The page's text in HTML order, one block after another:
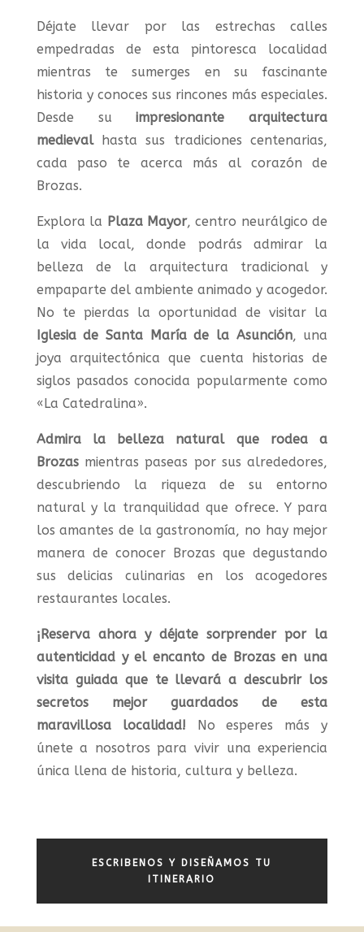
Déjate llevar por las estrechas calles
empedradas de esta pintoresca localidad
mientras te sumerges en su fascinante
historia y conoces sus rincones más especiales.
Desde suimpresionante arquitectura
medievalhasta sus tradiciones centenarias,
cada paso te acerca más al corazón de
Brozas.
Explora la Plaza Mayor, centro neurálgico de
la vida local, donde podrás admirar la
belleza de la arquitectura tradicional y
empaparte del ambiente animado y acogedor.
No te pierdas la oportunidad de visitar la
Iglesia de Santa María de la Asunción, una
joya arquitectónica que cuenta historias de
siglos pasados conocida popularmente como
«La Catedralina».
Admira la belleza natural que rodea a
Brozasmientras paseas por sus alrededores,
descubriendo la riqueza de su entorno
natural y la tranquilidad que ofrece. Y para
los amantes de la gastronomía, no hay mejor
manera de conocer Brozas que degustando
sus delicias culinarias en los acogedores
restaurantes locales.
¡Reserva ahora y déjate sorprender por la
autenticidad y el encanto de Brozas en una
visita guiada que te llevará a descubrir los
secretos mejor guardados de esta
maravillosa localidad! No esperes más y
únete a nosotros para vivir una experiencia
única llena de historia, cultura y belleza.
ESCRIBENOS Y DISEÑAMOS TU
ITINERARIO